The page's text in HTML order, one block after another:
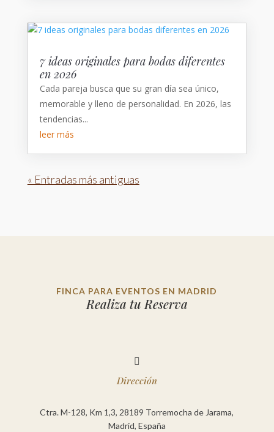
7 ideas originales para bodas diferentes
en 2026
Cada pareja busca que su gran día sea único,
memorable y lleno de personalidad. En 2026, las
tendencias...
leer más
« Entradas más antiguas
FINCA PARA EVENTOS EN MADRID
Realiza tu Reserva

Dirección
Ctra. M-128, Km 1,3, 28189 Torremocha de Jarama,
Madrid, España